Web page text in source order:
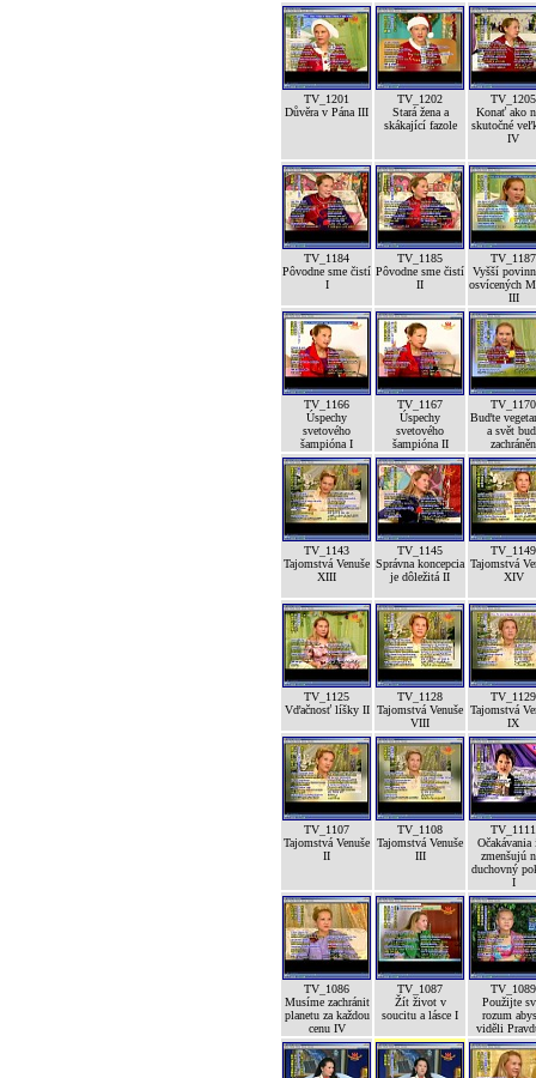
TV_1201
Důvěra v Pána III
TV_1202
Stará žena a
skákající fazole
TV_1205
Konať ako
skutočné
IV
TV_1184
Pôvodne sme čistí
I
TV_1185
Pôvodne sme čistí
II
TV_1187
Vyšší
osvícených
III
TV_1166
Úspechy
svetového
šampióna I
TV_1167
Úspechy
svetového
šampióna II
TV_1170
Buďte
a svět
zachráněn
TV_1143
Tajomstvá Venuše
XIII
TV_1145
Správna koncepcia
je dôležitá II
TV_1149
Tajomstvá
XIV
TV_1125
Vďačnosť líšky II
TV_1128
Tajomstvá Venuše
VIII
TV_1129
Tajomstvá
IX
TV_1107
Tajomstvá Venuše
II
TV_1108
Tajomstvá Venuše
III
TV_1111
Očakávania
zmenšujú
duchovný
I
TV_1086
Musíme zachránit
planetu za každou
cenu IV
TV_1087
Žít život v
soucitu a lásce I
TV_1089
Použijte
rozum
viděli